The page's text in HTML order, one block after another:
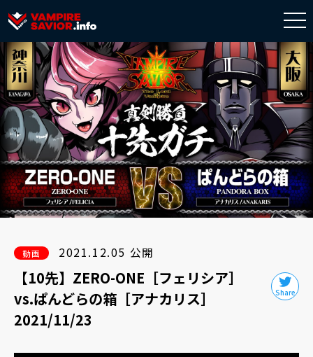
動画 2021.12.05 公開
【10先】ZERO-ONE［フェリシア］
vs.ぱんどらの箱［アナカリス］
2021/11/23